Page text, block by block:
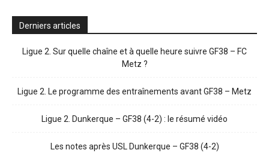
Derniers articles
Ligue 2. Sur quelle chaîne et à quelle heure suivre GF38 – FC
Metz ?
Ligue 2. Le programme des entraînements avant GF38 – Metz
Ligue 2. Dunkerque – GF38 (4-2) : le résumé vidéo
Les notes après USL Dunkerque – GF38 (4-2)